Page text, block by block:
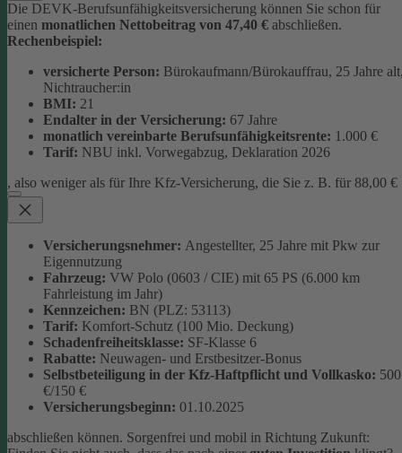
Die DEVK-Berufsunfähigkeitsversicherung können Sie schon für
einen monatlichen Nettobeitrag von 47,40 € abschließen.
Rechenbeispiel:
versicherte Person: Bürokaufmann/Bürokauffrau, 25 Jahre
Nichtraucher:in
BMI: 21
Endalter in der Versicherung: 67 Jahre
monatlich vereinbarte Berufsunfähigkeitsrente: 1.000 €
Tarif: NBU inkl. Vorwegabzug, Deklaration 2026
, also weniger als für Ihre Kfz-Versicherung, die Sie z. B. für 88,00 €
Versicherungsnehmer: Angestellter, 25 Jahre mit Pkw zur
Eigennutzung
Fahrzeug: VW Polo (0603 / CIE) mit 65 PS (6.000 km
Fahrleistung im Jahr)
Kennzeichen: BN (PLZ: 53113)
Tarif: Komfort-Schutz (100 Mio. Deckung)
Schadenfreiheitsklasse: SF-Klasse 6
Rabatte: Neuwagen- und Erstbesitzer-Bonus
Selbstbeteiligung in der Kfz-Haftpflicht und Vollkasko: 500
€/150 €
Versicherungsbeginn: 01.10.2025
abschließen können. Sorgenfrei und mobil in Richtung Zukunft: